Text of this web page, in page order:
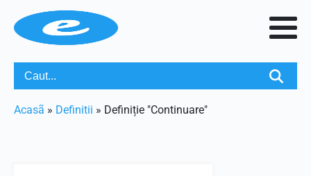
Acasã » Definitii » Definiție "Continuare"